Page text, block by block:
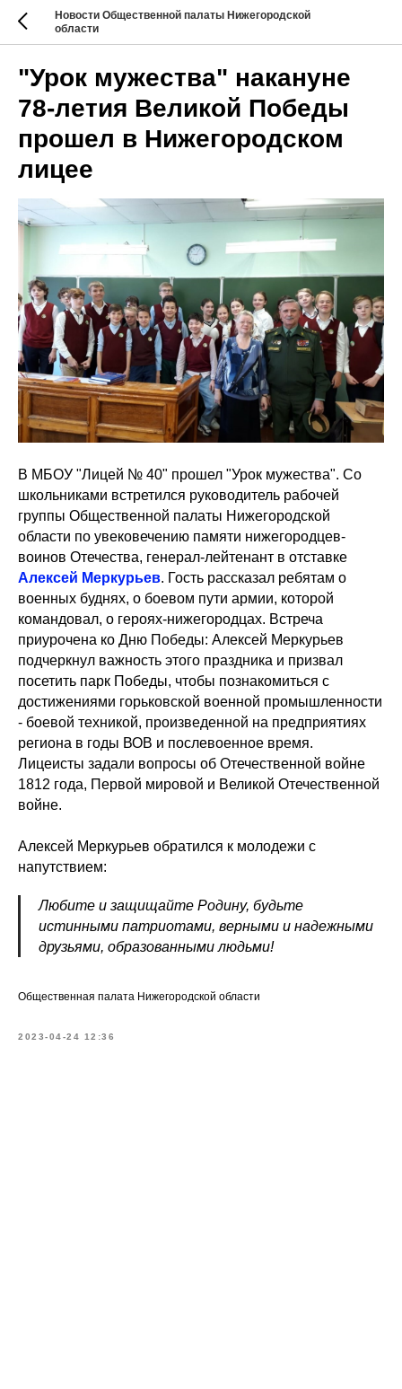
Новости Общественной палаты Нижегородской
области
"Урок мужества" накануне
78-летия Великой Победы
прошел в Нижегородском
лицее
В МБОУ "Лицей № 40" прошел "Урок мужества". Со
школьниками встретился руководитель рабочей
группы Общественной палаты Нижегородской
области по увековечению памяти нижегородцев-
воинов Отечества, генерал-лейтенант в отставке
Алексей Меркурьев. Гость рассказал ребятам о
военных буднях, о боевом пути армии, которой
командовал, о героях-нижегородцах. Встреча
приурочена ко Дню Победы: Алексей Меркурьев
подчеркнул важность этого праздника и призвал
посетить парк Победы, чтобы познакомиться с
достижениями горьковской военной промышленности
- боевой техникой, произведенной на предприятиях
региона в годы ВОВ и послевоенное время.
Лицеисты задали вопросы об Отечественной войне
1812 года, Первой мировой и Великой Отечественной
войне.
Алексей Меркурьев обратился к молодежи с
напутствием:
Любите и защищайте Родину, будьте
истинными патриотами, верными и надежными
друзьями, образованными людьми!
Общественная палата Нижегородской области
2023-04-24 12:36